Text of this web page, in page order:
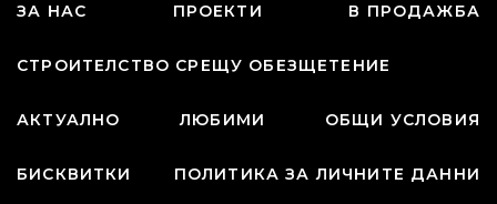
ЗА НАС ПРОЕКТИ В ПРОДАЖБА
СТРОИТЕЛСТВО СРЕЩУ ОБЕЗЩЕТЕНИЕ
АКТУАЛНО ЛЮБИМИ ОБЩИ УСЛОВИЯ
БИСКВИТКИ ПОЛИТИКА ЗА ЛИЧНИТЕ ДАННИ